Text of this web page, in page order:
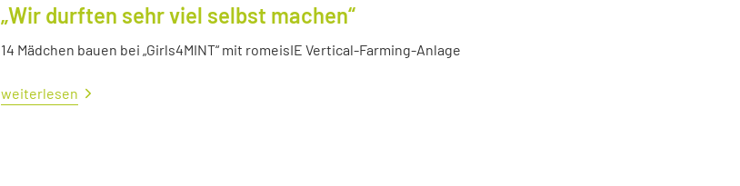
„Wir durften sehr viel selbst machen“
14 Mädchen bauen bei „Girls4MINT“ mit romeisIE Vertical-Farming-Anlage
weiterlesen